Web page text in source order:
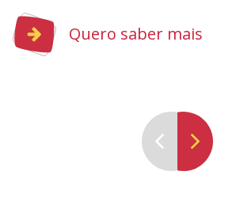
Quero saber mais